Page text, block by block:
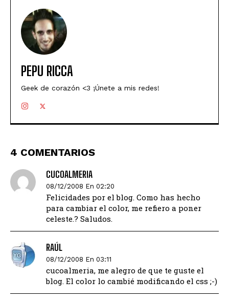
PEPU RICCA
Geek de corazón <3 ¡Únete a mis redes!
4 COMENTARIOS
CUCOALMERIA
08/12/2008 En 02:20
Felicidades por el blog. Como has hecho
para cambiar el color, me refiero a poner
celeste.? Saludos.
RAÚL
08/12/2008 En 03:11
cucoalmeria, me alegro de que te guste el
blog. El color lo cambié modificando el css ;-)